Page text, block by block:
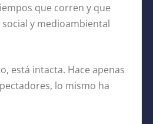
que corren y que
y medioambiental
está intacta. Hace apenas
lo mismo ha